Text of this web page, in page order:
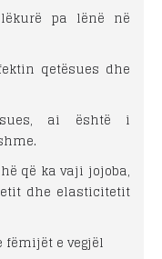
pa lënë në
qetësues dhe
ai është i
që ka vaji jojoba,
dhe elasticitetit
fëmijët e vegjël